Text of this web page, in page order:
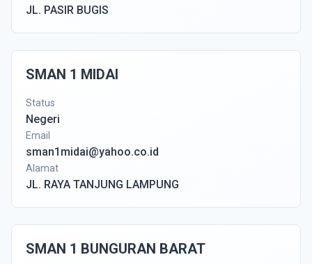
JL. PASIR BUGIS
SMAN 1 MIDAI
Status
Negeri
Email
sman1midai@yahoo.co.id
Alamat
JL. RAYA TANJUNG LAMPUNG
SMAN 1 BUNGURAN BARAT